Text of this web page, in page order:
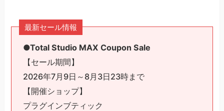
最新セール情報
●Total Studio MAX Coupon Sale
【セール期間】
2026年7月9日～8月3日23時まで
【開催ショップ】
プラグインブティック